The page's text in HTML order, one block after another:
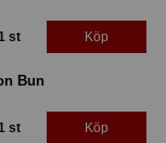
st Köp
Bun
st Köp